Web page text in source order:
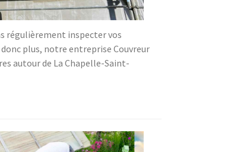
régulièrement inspecter vos
plus, notre entreprise Couvreur
autour de La Chapelle-Saint-